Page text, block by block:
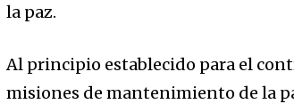
la paz.
Al principio establecido para el
misiones de mantenimiento de la